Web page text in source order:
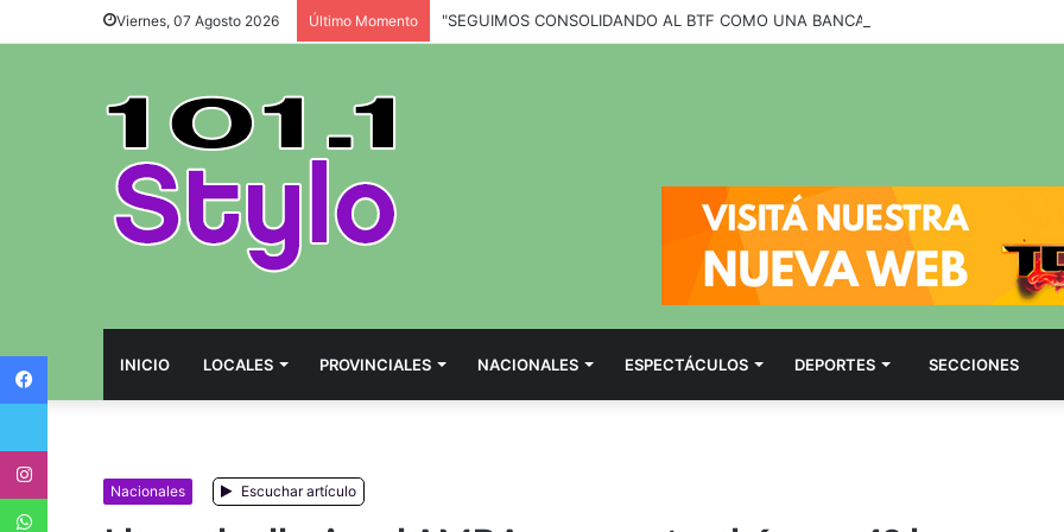
Viernes, 07 Agosto 2026 Último Momento
INICIO LOCALES PROVINCIALES NACIONALES ESPECTÁCULOS DEPORTES SECCIONES
Nacionales Escuchar artículo
Twitter
WhatsApp